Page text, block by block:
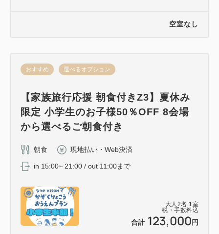
空室なし
大人 2名 1室
税・手数料込
合計 123,000 円
おすすめ 選べるオプション
【家族旅行応援 朝食付きZ3】夏休み
限定 小学生のお子様50％OFF 8会場
から選べるご朝食付き
朝食 現地払い・Web決済
in 15:00~ 21:00 / out 11:00まで